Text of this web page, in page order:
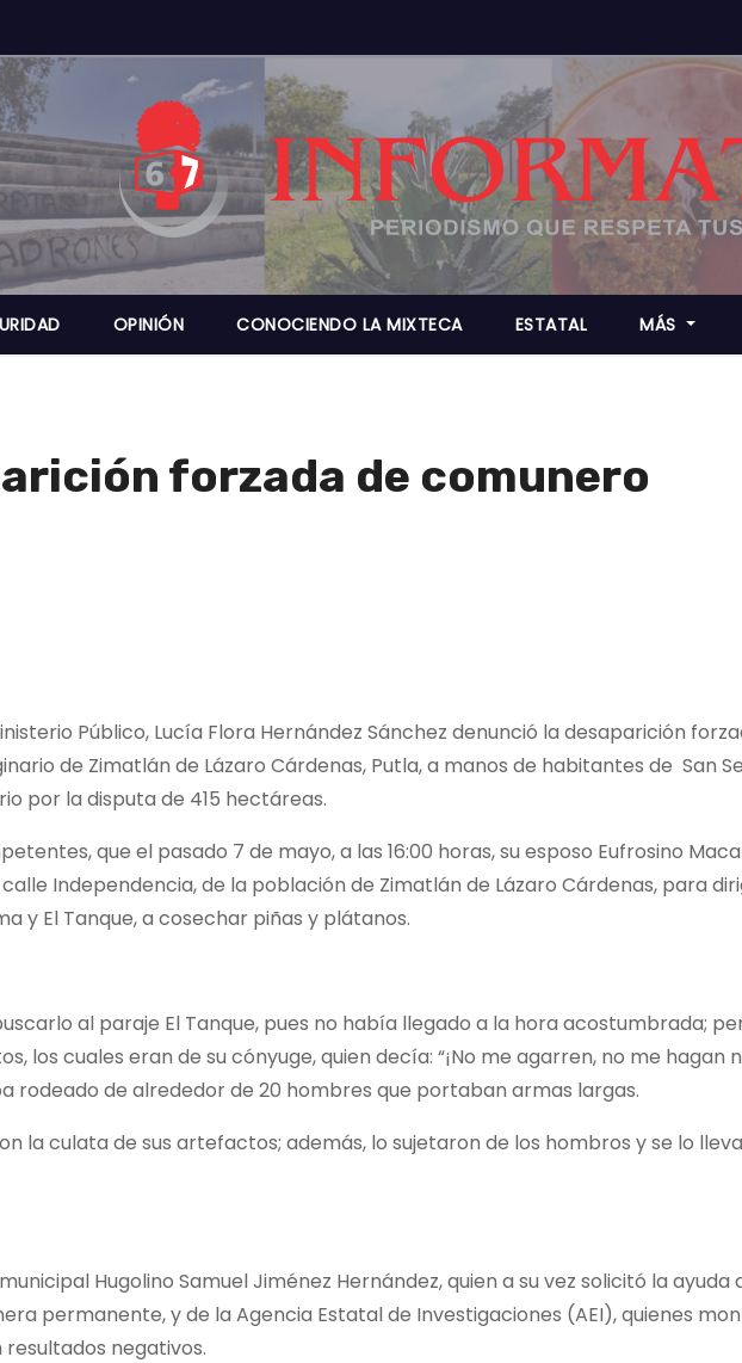
OPINIÓN CONOCIENDO LA MIXTECA ESTATAL MÁS
forzada de comunero
Público, Lucía Flora Hernández Sánchez denunció la desaparición
de Zimatlán de Lázaro Cárdenas, Putla, a manos de habitantes de San
por la disputa de 415 hectáreas.
que el pasado 7 de mayo, a las 16:00 horas, su esposo Eufrosino
Independencia, de la población de Zimatlán de Lázaro Cárdenas, para
y El Tanque, a cosechar piñas y plátanos.
al paraje El Tanque, pues no había llegado a la hora acostumbrada;
los cuales eran de su cónyuge, quien decía: “¡No me agarren, no me hagan
rodeado de alrededor de 20 hombres que portaban armas largas.
la culata de sus artefactos; además, lo sujetaron de los hombros y se lo
Hugolino Samuel Jiménez Hernández, quien a su vez solicitó la ayuda
permanente, y de la Agencia Estatal de Investigaciones (AEI), quienes
negativos.